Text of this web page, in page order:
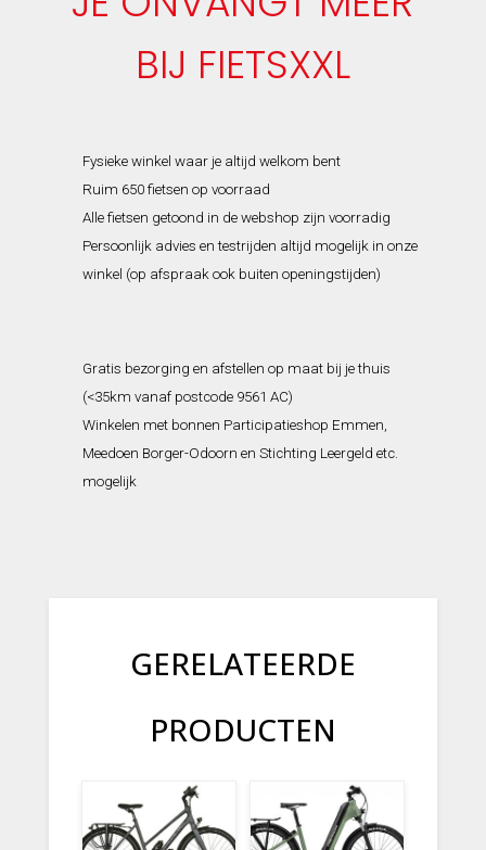
BIJ FIETSXXL
Fysieke winkel waar je altijd welkom bent
Ruim 650 fietsen op voorraad
Alle fietsen getoond in de webshop zijn voorradig
Persoonlijk advies en testrijden altijd mogelijk in onze
winkel (op afspraak ook buiten openingstijden)
Gratis bezorging en afstellen op maat bij je thuis
(<35km vanaf postcode 9561 AC)
Winkelen met bonnen Participatieshop Emmen,
Meedoen Borger-Odoorn en Stichting Leergeld etc.
mogelijk
GERELATEERDE
PRODUCTEN